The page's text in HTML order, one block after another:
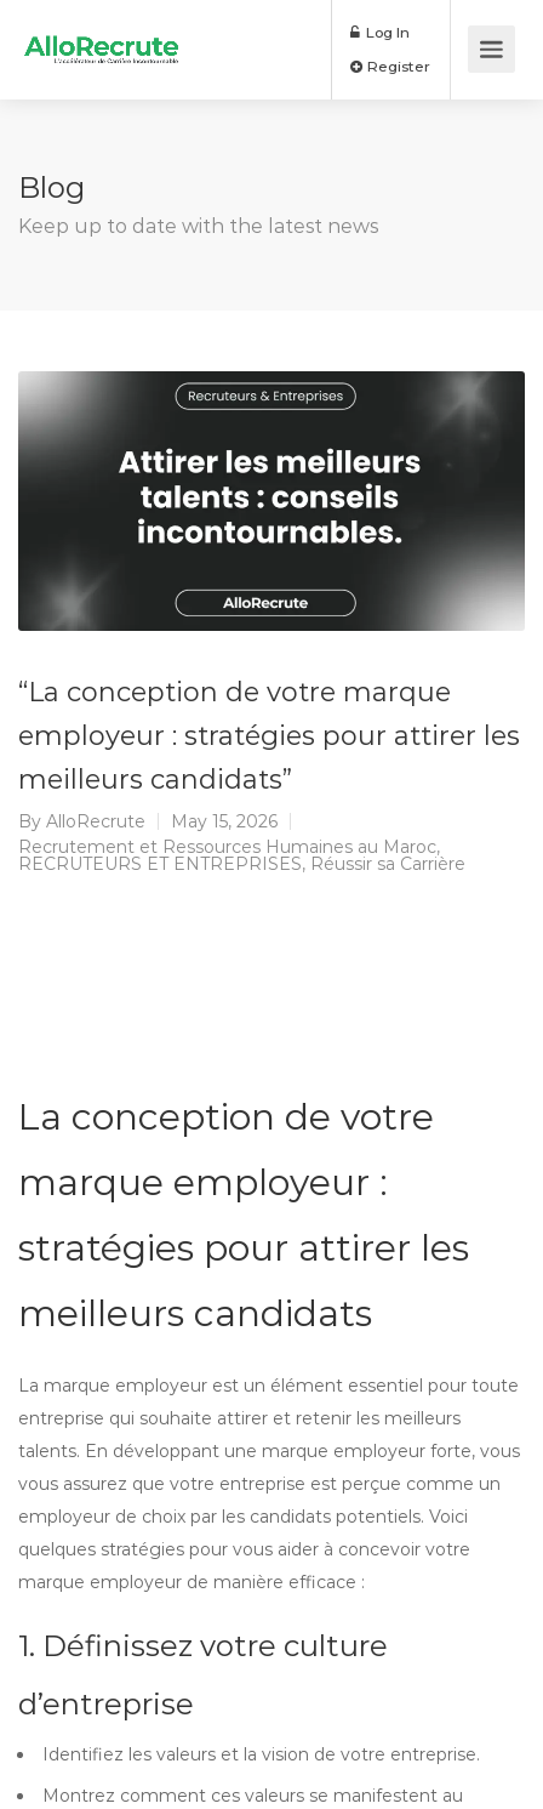
Log In
Blog
Keep up to date with the latest news
“La conception de votre marque
employeur : stratégies pour attirer les
meilleurs candidats”
By AlloRecrute
May 15, 2026
Recrutement et Ressources Humaines au Maroc,
RECRUTEURS ET ENTREPRISES, Réussir sa Carrière
La conception de votre
marque employeur :
stratégies pour attirer les
meilleurs candidats
La marque employeur est un élément essentiel pour toute
entreprise qui souhaite attirer et retenir les meilleurs
talents. En développant une marque employeur forte, vous
vous assurez que votre entreprise est perçue comme un
employeur de choix par les candidats potentiels. Voici
quelques stratégies pour vous aider à concevoir votre
marque employeur de manière efficace :
1. Définissez votre culture
d’entreprise
Identifiez les valeurs et la vision de votre entreprise.
Montrez comment ces valeurs se manifestent au